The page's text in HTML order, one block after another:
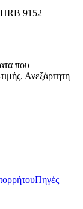
9152
που
Ανεξάρτητη
Πηγές